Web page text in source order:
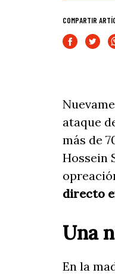
COMPARTIR
ataque
más de
Hossein
directo
Una
En la